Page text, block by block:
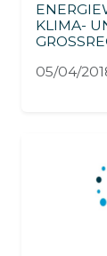
KLIMA-
05/04/